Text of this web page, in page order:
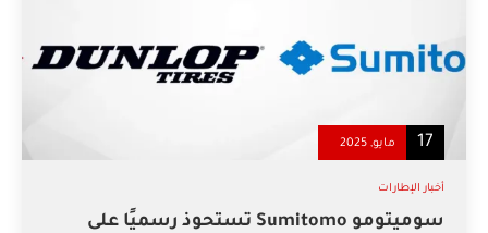
17 مايو, 2025
أخبار الإطارات
سوميتومو Sumitomo تستحوذ رسميًا على